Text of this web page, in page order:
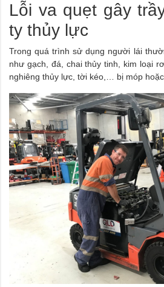
Lỗi va quẹt gây
ty thủy lực
Trong quá trình sử dụng người lái
như gạch, đá, chai thủy tinh, kim loại
nghiêng thủy lực, tời kéo,… bị móp